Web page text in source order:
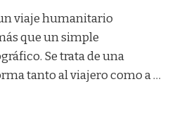
viaje humanitario
que un simple
Se trata de una
tanto al viajero como a …